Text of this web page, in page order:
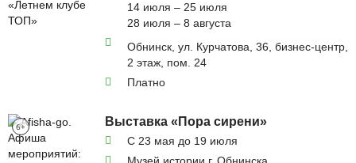
14 июля – 25 июля
28 июля – 8 августа
Обнинск, ул. Курчатова, 36, бизнес-центр,
2 этаж, пом. 24
Платно
6+ Выставка «Пора сирени»
С 23 мая до 19 июля